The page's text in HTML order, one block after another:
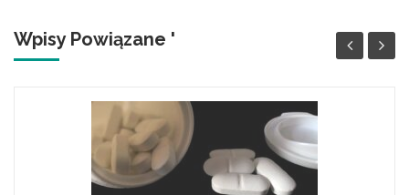
Wpisy Powiązane '